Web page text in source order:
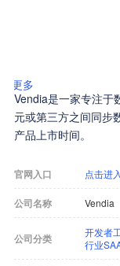
更多
Vendia是一家专注于
元或第三方之间同步
产品上市时间。
官网入口 点击进入
公司名称 Vendia
公司分类 开发者
行业